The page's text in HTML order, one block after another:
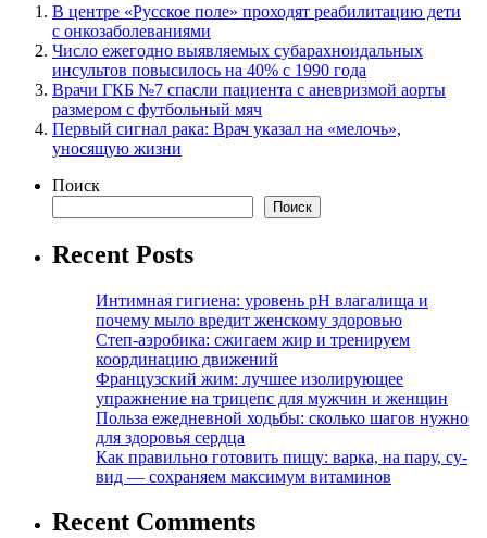
В центре «Русское поле» проходят реабилитацию дети
с онкозаболеваниями
Число ежегодно выявляемых субарахноидальных
инсультов повысилось на 40% с 1990 года
Врачи ГКБ №7 спасли пациента с аневризмой аорты
размером с футбольный мяч
Первый сигнал рака: Врач указал на «мелочь»,
уносящую жизни
Поиск
Поиск
Recent Posts
Интимная гигиена: уровень pH влагалища и
почему мыло вредит женскому здоровью
Степ-аэробика: сжигаем жир и тренируем
координацию движений
Французский жим: лучшее изолирующее
упражнение на трицепс для мужчин и женщин
Польза ежедневной ходьбы: сколько шагов нужно
для здоровья сердца
Как правильно готовить пищу: варка, на пару, су-
вид — сохраняем максимум витаминов
Recent Comments